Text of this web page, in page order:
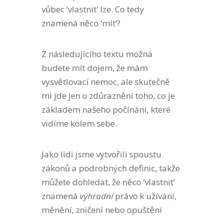
vůbec ‘vlastnit’ lze. Co tedy
znamená něco ‘mít’?
Z následujícího textu možná
budete mít dojem, že mám
vysvětlovací nemoc, ale skutečně
mi jde jen o zdůraznění toho, co je
základem našeho počínání, které
vidíme kolem sebe.
Jako lidi jsme vytvořili spoustu
zákonů a podrobných definic, takže
můžete dohledat, že něco ‘vlastnit’
znamená výhradníprávo k užívání,
měnění, zničení nebo opuštění